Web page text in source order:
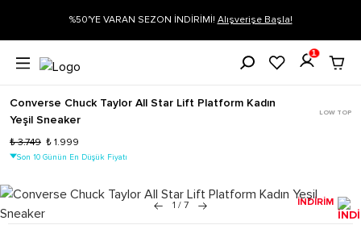
%50'YE VARAN SEZON İNDİRİMİ!Alışverişe Başla!
1
Converse Chuck Taylor All Star Lift Platform Kadın
Yeşil Sneaker
LOW TOP
₺ 3.749 ₺ 1.999
Son 10 Günün En Düşük Fiyatı
1 / 7 İNDİRİM